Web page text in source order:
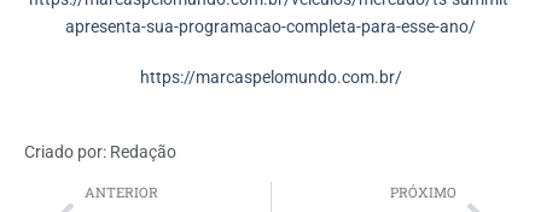
apresenta-sua-programacao-completa-para-esse-ano/
https://marcaspelomundo.com.br/
Criado por: Redação
ANTERIOR PRÓXIMO